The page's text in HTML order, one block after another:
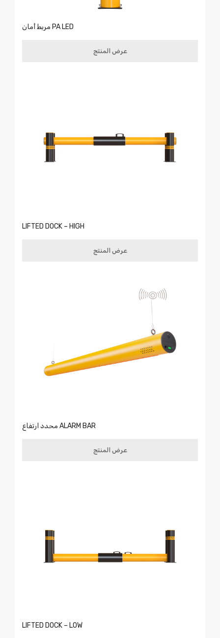
مربط أمان PA LED
عرض المنتج
LIFTED DOCK – HIGH
عرض المنتج
محدد ارتفاع ALARM BAR
عرض المنتج
LIFTED DOCK – LOW